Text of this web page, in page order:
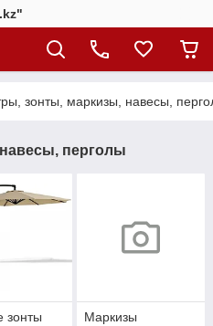
зонты, маркизы, навесы,
перголы
зонты Маркизы